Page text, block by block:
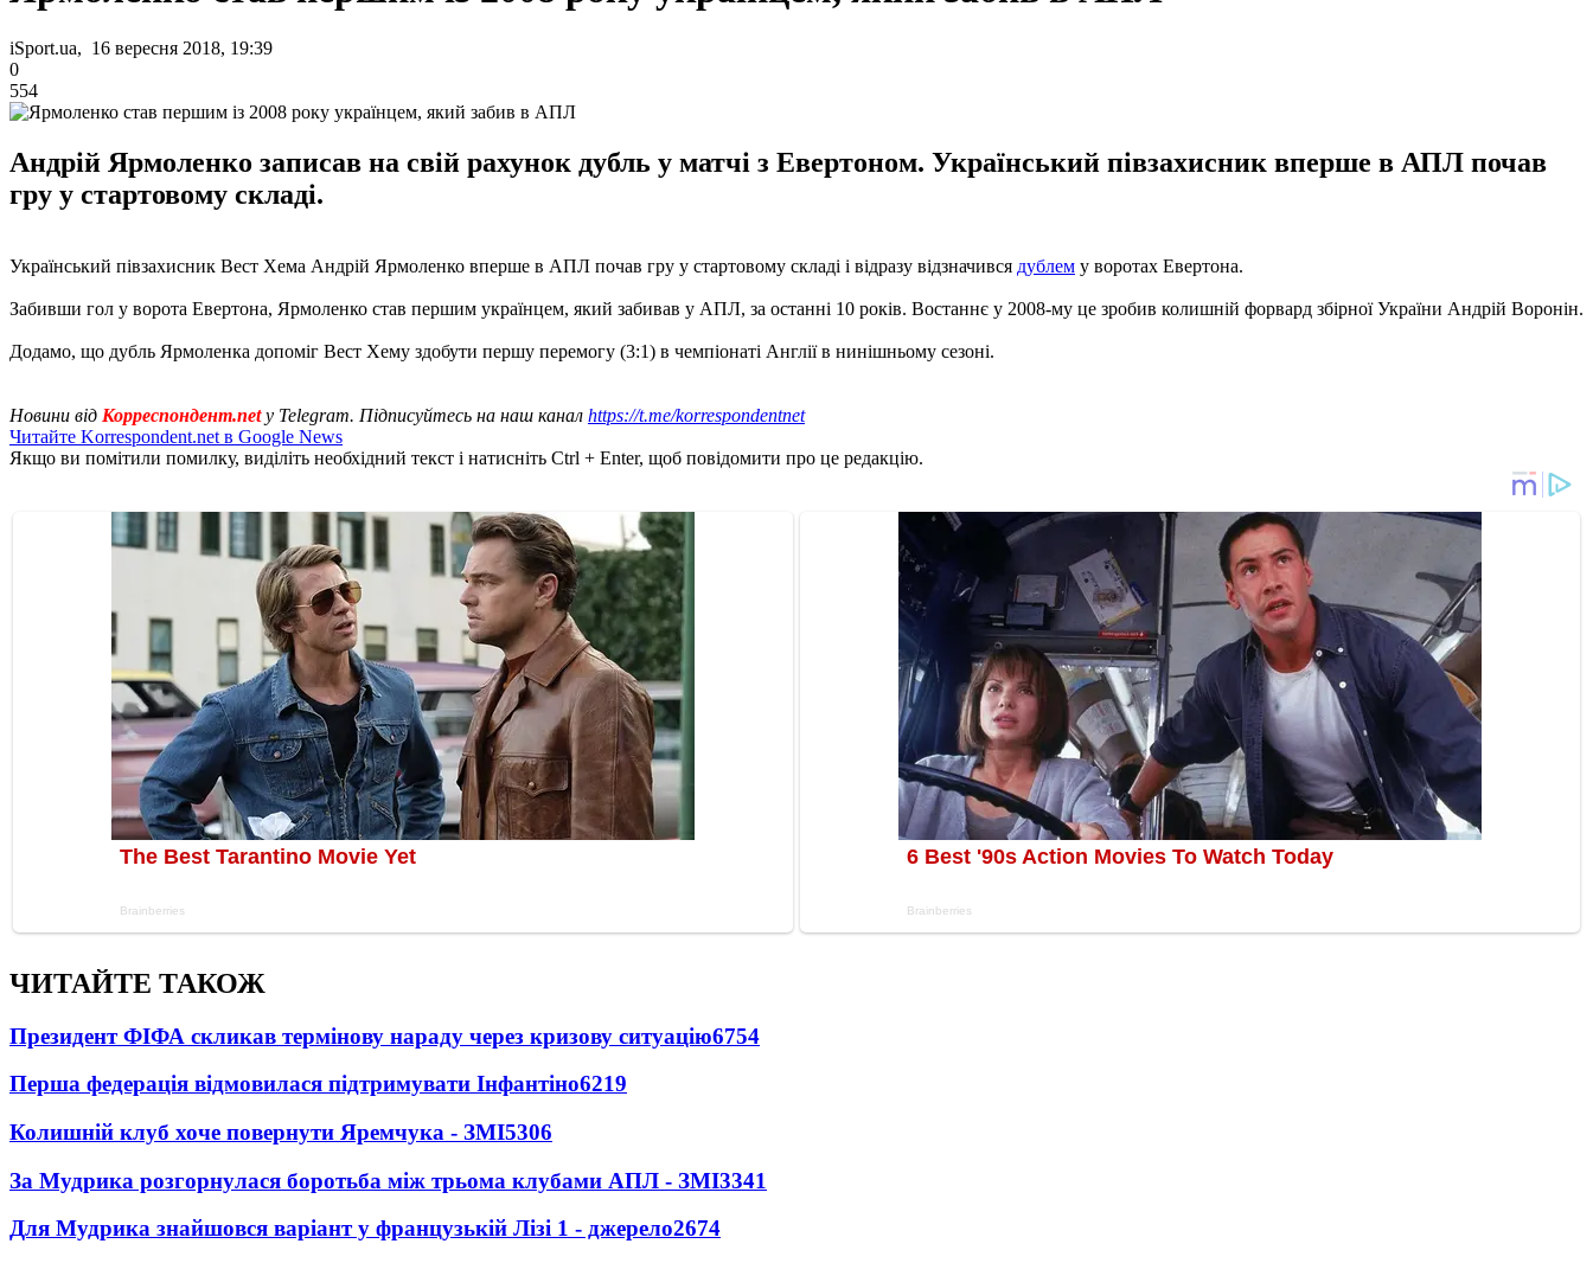
iSport.ua, 16 вересня 2018, 19:39
0
554
Андрій Ярмоленко записав на свій рахунок дубль у матчі з Евертоном. Український півзахисник вперше в АПЛ почав
гру у стартовому складі.
Український півзахисник Вест Хема Андрій Ярмоленко вперше в АПЛ почав гру у стартовому складі і відразу відзначився дублем у воротах Евертона.
Забивши гол у ворота Евертона, Ярмоленко став першим українцем, який забивав у АПЛ, за останні 10 років. Востаннє у 2008-му це зробив колишній форвард збірної України Андрій Воронін.
Додамо, що дубль Ярмоленка допоміг Вест Хему здобути першу перемогу (3:1) в чемпіонаті Англії в нинішньому сезоні.
Новини від Корреспондент.netу Telegram. Підписуйтесь на наш канал https://t.me/korrespondentnet
Читайте Korrespondent.net в Google News
Якщо ви помітили помилку, виділіть необхідний текст і натисніть Ctrl + Enter, щоб повідомити про це редакцію.
ЧИТАЙТЕ ТАКОЖ
Президент ФІФА скликав термінову нараду через кризову ситуацію6754
Перша федерація відмовилася підтримувати Інфантіно6219
Колишній клуб хоче повернути Яремчука - ЗМІ5306
За Мудрика розгорнулася боротьба між трьома клубами АПЛ - ЗМІ3341
Для Мудрика знайшовся варіант у французькій Лізі 1 - джерело2674